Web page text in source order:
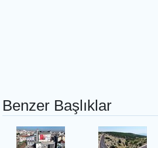
Benzer Başlıklar